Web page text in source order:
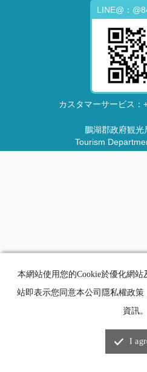
LINE@：
カスタマーサービス：
鵬湖郡政府観
Tourism
本網站使用您的Cookie於優化網
站即表示您同意本公司隱私權政
資訊。
I